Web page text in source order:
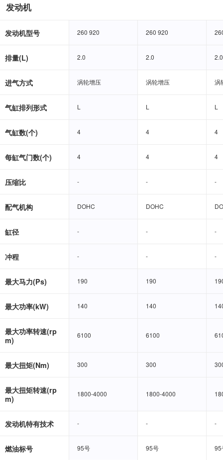
发动机
发动机型号 260 920 260 920
排量(L) 2.0 2.0 2.0
进气方式 涡轮增压 涡轮增压 涡
气缸排列形式 L L L
气缸数(个) 4 4 4
每缸气门数(个) 4 4 4
压缩比 - - -
配气机构 DOHC DOHC
缸径 - - -
冲程 - - -
最大马力(Ps) 190 190
最大功率(kW) 140 140
最大功率转速(rp
m)
6100 6100
最大扭矩(Nm) 300 300
最大扭矩转速(rp
m)
1800-4000 1800-4000
发动机特有技术 - - -
燃油标号 95号 95号 95
260 920 260 920
2.0 2.0 2.0
涡轮增压 涡轮增压 涡
L L L
4 4 4
4 4 4
- - -
DOHC DOHC
- - -
- - -
190 190
140 140
6100 6100
300 300
1800-4000 1800-4000
- - -
95号 95号 95